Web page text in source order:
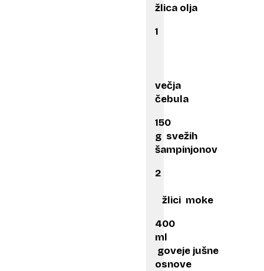
žlica olja
1
večja
čebula
150
g svežih
šampinjonov
2
žlici moke
400
ml
goveje jušne
osnove